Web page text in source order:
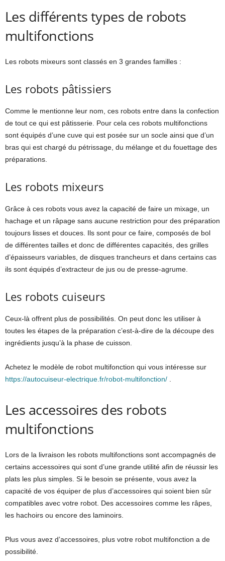
Les différents types de robots
multifonctions
Les robots mixeurs sont classés en 3 grandes familles :
Les robots pâtissiers
Comme le mentionne leur nom, ces robots entre dans la confection
de tout ce qui est pâtisserie. Pour cela ces robots multifonctions
sont équipés d’une cuve qui est posée sur un socle ainsi que d’un
bras qui est chargé du pétrissage, du mélange et du fouettage des
préparations.
Les robots mixeurs
Grâce à ces robots vous avez la capacité de faire un mixage, un
hachage et un râpage sans aucune restriction pour des préparation
toujours lisses et douces. Ils sont pour ce faire, composés de bol
de différentes tailles et donc de différentes capacités, des grilles
d’épaisseurs variables, de disques trancheurs et dans certains cas
ils sont équipés d’extracteur de jus ou de presse-agrume.
Les robots cuiseurs
Ceux-là offrent plus de possibilités. On peut donc les utiliser à
toutes les étapes de la préparation c’est-à-dire de la découpe des
ingrédients jusqu’à la phase de cuisson.
Achetez le modèle de robot multifonction qui vous intéresse sur
https://autocuiseur-electrique.fr/robot-multifonction/ .
Les accessoires des robots
multifonctions
Lors de la livraison les robots multifonctions sont accompagnés de
certains accessoires qui sont d’une grande utilité afin de réussir les
plats les plus simples. Si le besoin se présente, vous avez la
capacité de vos équiper de plus d’accessoires qui soient bien sûr
compatibles avec votre robot. Des accessoires comme les râpes,
les hachoirs ou encore des laminoirs.
Plus vous avez d’accessoires, plus votre robot multifonction a de
possibilité.